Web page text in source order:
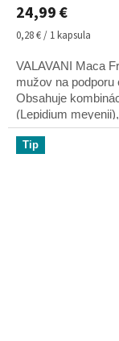
produktu
je
4,9
z
5
hviezdičiek.
24,99 €
Jednotková
0,28 € / 1 kapsula
VALAVANI Maca
mužov na podporu
Obsahuje
(Lepidium
Tip